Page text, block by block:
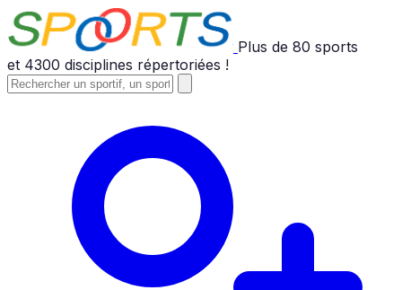
Plus de 80 sports
et 4300 disciplines répertoriées !